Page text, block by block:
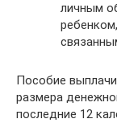
личным
Пособие
размера
последние 12